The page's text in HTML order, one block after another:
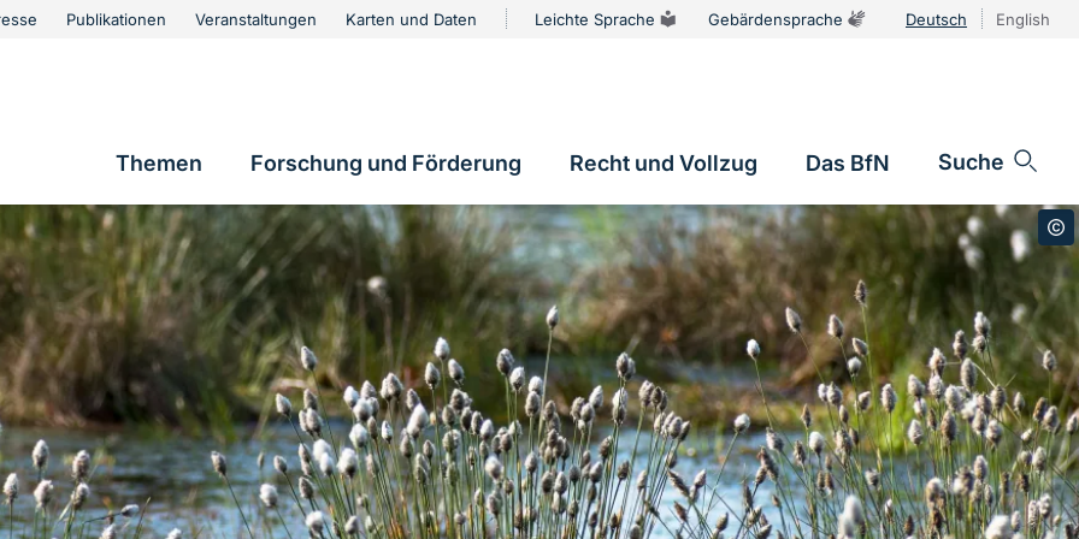
Publikationen Veranstaltungen Karten und Daten Leichte Sprache Gebärdensprache Deutsch English
Hauptnavigation
Themen Forschung und Förderung Recht und Vollzug Das BfN Suche